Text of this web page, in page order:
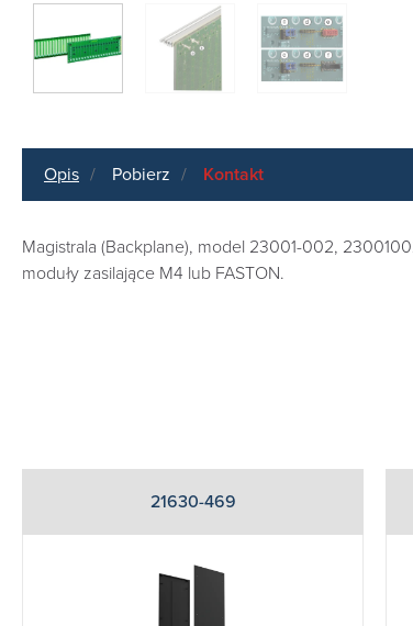
Opis Pobierz Kontakt
Magistrala (Backplane), model 23001-002,
moduły zasilające M4 lub FASTON.
21630-469